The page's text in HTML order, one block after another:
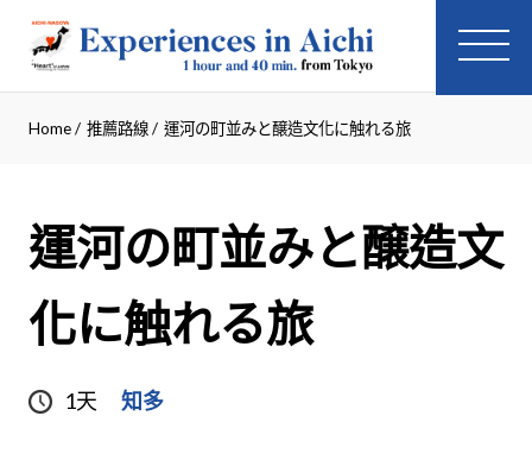
Home/ 推薦路線/ 運河の町並みと醸造文化に触れる旅
運河の町並みと醸造文
化に触れる旅
1天 知多